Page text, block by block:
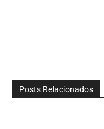
Posts Relacionados